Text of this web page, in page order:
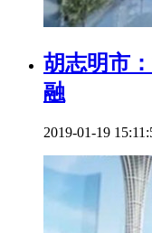
胡志明市
融
2019-01-19